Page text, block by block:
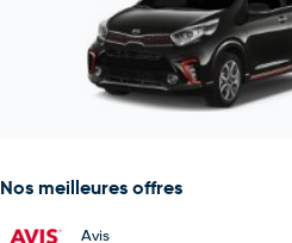
Nos meilleures offres
Avis